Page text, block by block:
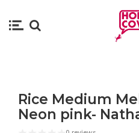
Rice Medium
Neon pink-